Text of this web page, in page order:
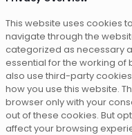
This website uses cookies
navigate through the
categorized as necessary
essential for the working of
also use third-party
how you use this website.
browser only with your
out of these cookies. But
affect your browsing